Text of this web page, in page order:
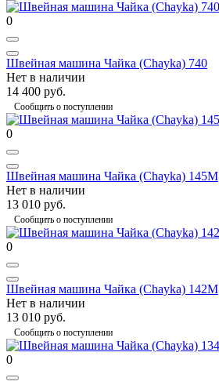
0
Швейная машина Чайка (Chayka) 740
Нет в наличии
14 400 руб.
Сообщить о поступлении
0
Швейная машина Чайка (Chayka) 145M
Нет в наличии
13 010 руб.
Сообщить о поступлении
0
Швейная машина Чайка (Chayka) 142M
Нет в наличии
13 010 руб.
Сообщить о поступлении
0